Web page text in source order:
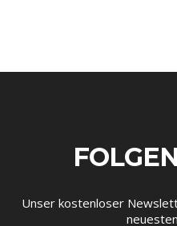
Unser kostenloser